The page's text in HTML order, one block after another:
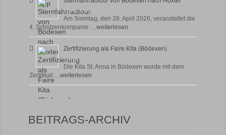
23 April, 2026
Am Sonntag, den 26. April 2026, veranstaltet die
4. Schützenkompanie …weiterlesen
Zertifizierung als Faire Kita (Bödexen)
17 April, 2026
Die Kita St. Anna in Bödexen wurde mit dem
Zertifikat …weiterlesen
BEITRAGS-ARCHIV